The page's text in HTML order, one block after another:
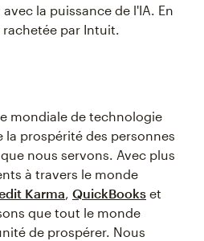
la puissance de l'IA. En
rachetée par Intuit.
mondiale de technologie
prospérité des personnes
nous servons. Avec plus
à travers le monde
Karma, QuickBooks et
que tout le monde
de prospérer. Nous